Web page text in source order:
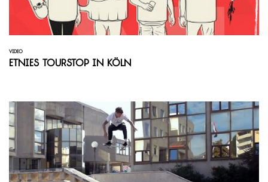
VIDEO
Etnies Tourstop in Köln